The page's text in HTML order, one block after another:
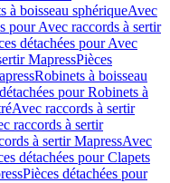
à boisseau sphériqueAvec
pour Avec raccords à sertir
détachées pour Avec
MapressPièces
Robinets à boisseau
pour Robinets à
Avec raccords à sertir
raccords à sertir
à sertir MapressAvec
détachées pour Clapets
Pièces détachées pour